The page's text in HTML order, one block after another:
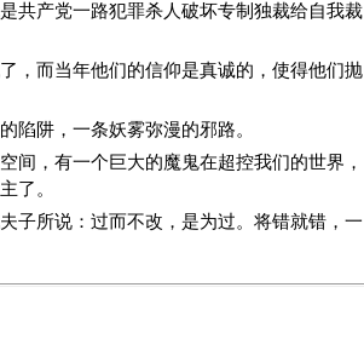
共产党一路犯罪杀人破坏专制独裁给自我裁
，而当年他们的信仰是真诚的，使得他们抛
陷阱，一条妖雾弥漫的邪路。
间，有一个巨大的魔鬼在超控我们的世界，
了。
子所说：过而不改，是为过。将错就错，一